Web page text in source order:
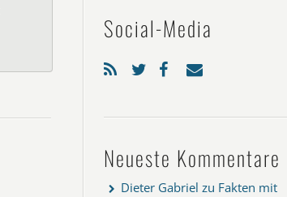
Social-Media
Neueste Kommentare
Dieter Gabriel zu Fakten mit